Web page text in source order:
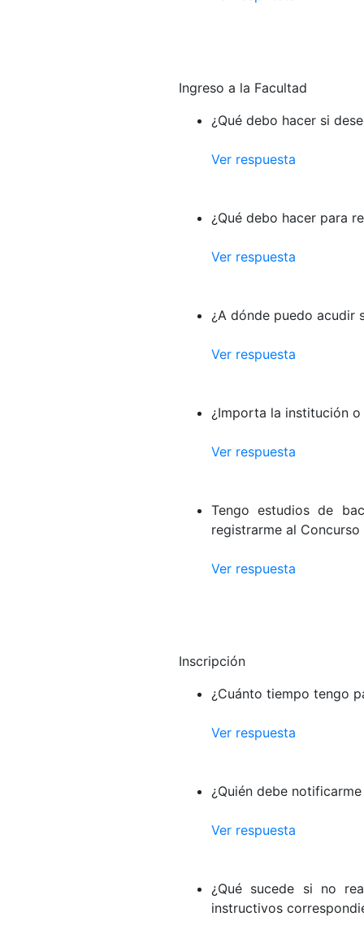
Ingreso a la Facultad
¿Qué debo hacer si
Ver respuesta
¿Qué debo hacer para
Ver respuesta
¿A dónde puedo acudir
Ver respuesta
¿Importa la institución
Ver respuesta
Tengo estudios de
registrarme al Concurso
Ver respuesta
Inscripción
¿Cuánto tiempo tengo
Ver respuesta
¿Quién debe
Ver respuesta
¿Qué sucede si no
instructivos